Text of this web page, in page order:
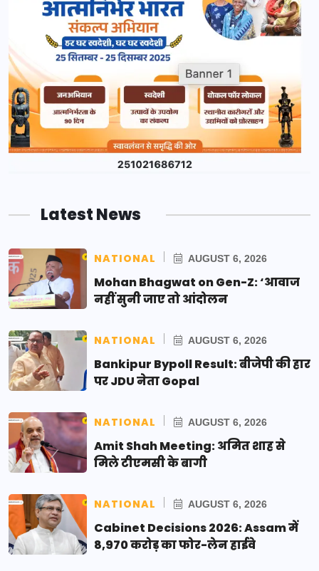
Latest News
NATIONAL AUGUST 6, 2026
Mohan Bhagwat on Gen-Z: ‘आवाज
नहीं सुनी जाए तो आंदोलन
NATIONAL AUGUST 6, 2026
Bankipur Bypoll Result: बीजेपी की हार
पर JDU नेता Gopal
NATIONAL AUGUST 6, 2026
Amit Shah Meeting: अमित शाह से
मिले टीएमसी के बागी
NATIONAL AUGUST 6, 2026
Cabinet Decisions 2026: Assam में
8,970 करोड़ का फोर-लेन हाईवे